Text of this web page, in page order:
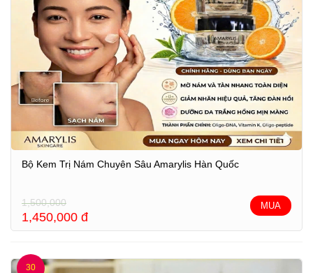
Bộ Kem Trị Nám Chuyên Sâu Amarylis Hàn Quốc
1,500,000
1,450,000 đ
MUA
30